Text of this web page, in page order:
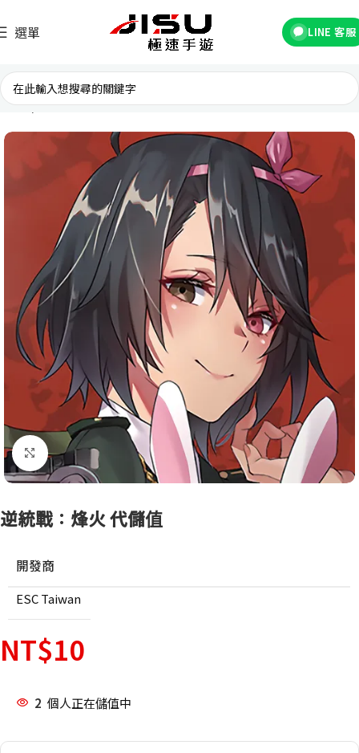
選單 LINE 客服
首頁 台灣遊戲
點擊放大
逆統戰：烽火 代儲值
開發商
ESC Taiwan
NT$10
2 個人正在儲值中